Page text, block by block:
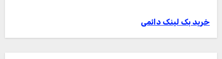
خرید بک لینک دائمی